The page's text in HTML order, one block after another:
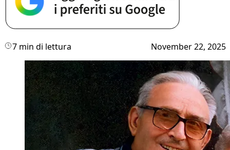
7 min di lettura November 22, 2025